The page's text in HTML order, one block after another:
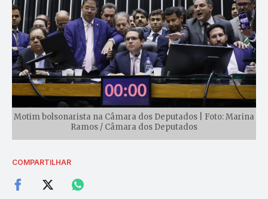
Motim bolsonarista na Câmara dos Deputados | Foto: Marina
Ramos / Câmara dos Deputados
COMPARTILHAR